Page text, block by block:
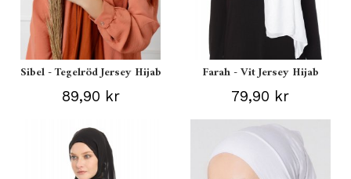
Sibel - Tegelröd Jersey Hijab
89,90 kr
Farah - Vit Jersey Hijab
79,90 kr